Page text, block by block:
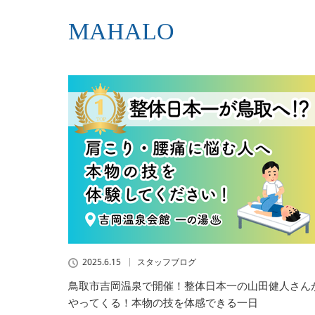
MAHALO
2025.6.15 スタッフブログ
鳥取市吉岡温泉で開催！整体日本一の山田健人さん
やってくる！本物の技を体感できる一日